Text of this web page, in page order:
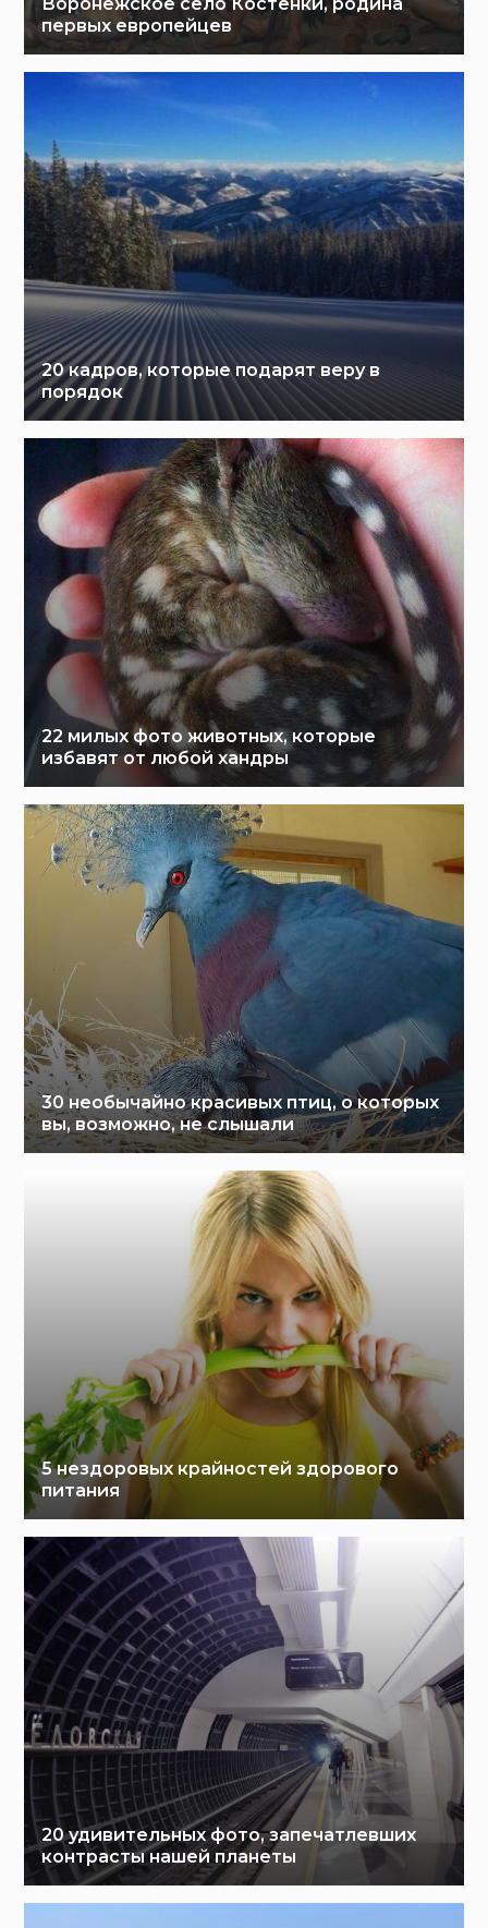
первых европейцев
20 кадров, которые подарят веру в
порядок
22 милых фото животных, которые
избавят от любой хандры
30 необычайно красивых птиц, о которых
вы, возможно, не слышали
5 нездоровых крайностей здорового
питания
20 удивительных фото, запечатлевших
контрасты нашей планеты